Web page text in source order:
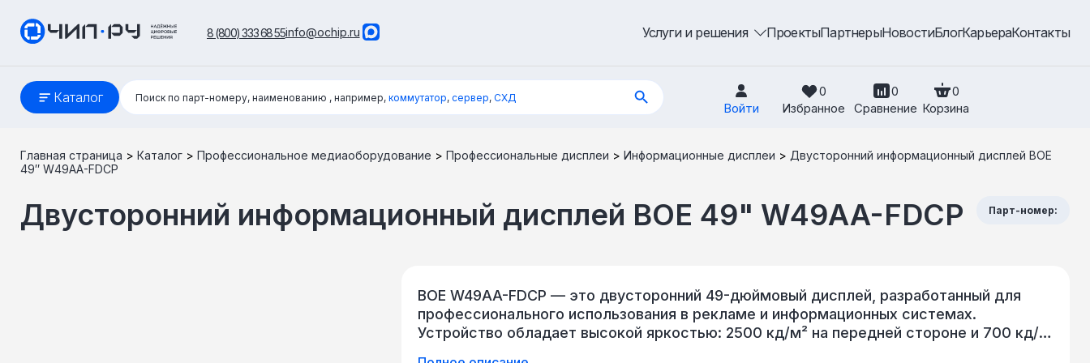
Услуги и решения ПроектыПартнерыНовостиБлогКарьераКонтакты
8 (800) 333 68 55info@ochip.ru
Каталог
Поиск:
Поиск по парт-номеру, наименованию , например, коммутатор, сервер, СХД
Войти
0
Избранное
0
Сравнение
0
Корзина
Главная страница > Каталог > Профессиональное медиаоборудование > Профессиональные дисплеи > Информационные дисплеи > Двусторонний информационный дисплей BOE
49″ W49AA-FDCP
Двусторонний информационный дисплей BOE 49" W49AA-FDCP Парт-номер:
BOE W49AA-FDCP — это двусторонний 49-дюймовый дисплей, разработанный для
профессионального использования в рекламе и информационных системах.
Устройство обладает высокой яркостью: 2500 кд/м² на передней стороне и 700 кд/